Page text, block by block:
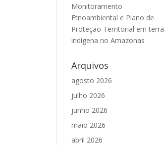
Monitoramento
Etnoambiental e Plano de
Proteção Territorial em terra
indígena no Amazonas
Arquivos
agosto 2026
julho 2026
junho 2026
maio 2026
abril 2026